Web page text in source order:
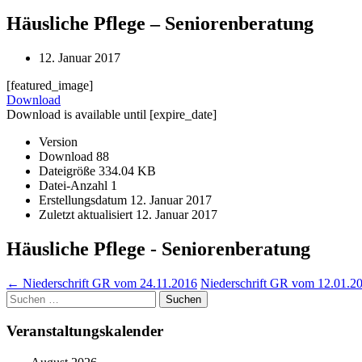
Häusliche Pflege – Seniorenberatung
12. Januar 2017
[featured_image]
Download
Download is available until [expire_date]
Version
Download 88
Dateigröße 334.04 KB
Datei-Anzahl 1
Erstellungsdatum 12. Januar 2017
Zuletzt aktualisiert 12. Januar 2017
Häusliche Pflege - Seniorenberatung
Post
navigation
← Niederschrift GR vom 24.11.2016 Niederschrift GR vom
Suchen
nach:
Veranstaltungskalender